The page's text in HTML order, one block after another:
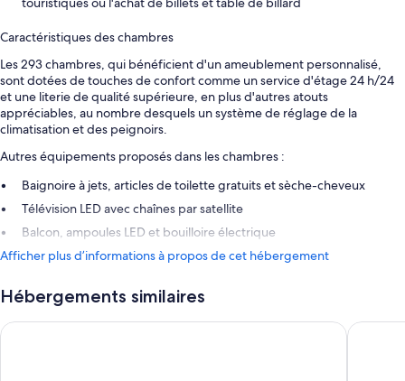
Caractéristiques des chambres
Les 293 chambres, qui bénéficient d'un ameublement personnalisé,
sont dotées de touches de confort comme un service d'étage 24 h/24
et une literie de qualité supérieure, en plus d'autres atouts
appréciables, au nombre desquels un système de réglage de la
climatisation et des peignoirs.
Autres équipements proposés dans les chambres :
Baignoire à jets, articles de toilette gratuits et sèche-cheveux
Télévision LED avec chaînes par satellite
Balcon, ampoules LED et bouilloire électrique
Afficher plus d’informations à propos de cet hébergement
Hébergements similaires
Rixos Park Belek - The Land of Legends Access The X